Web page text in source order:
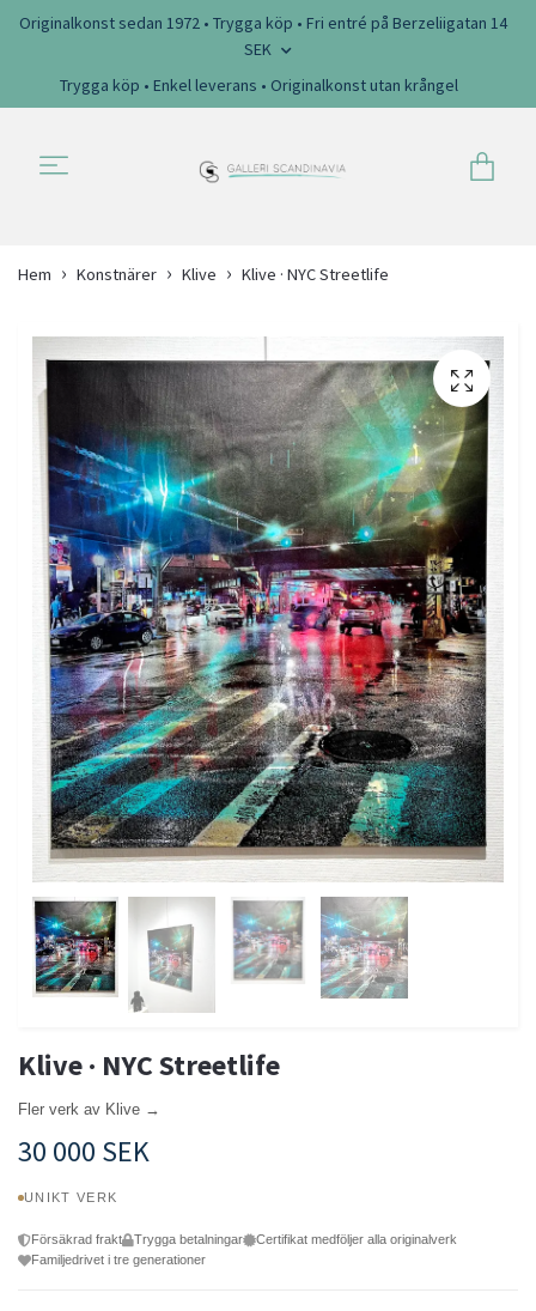
Originalkonst sedan 1972 • Trygga köp • Fri entré på Berzeliigatan 14
SEK
Trygga köp • Enkel leverans • Originalkonst utan krångel
Hem Konstnärer Klive Klive · NYC Streetlife
Klive · NYC Streetlife
Fler verk av Klive →
30 000 SEK
UNIKT VERK
Försäkrad frakt Trygga betalningar
Certifikat medföljer alla originalverk
Familjedrivet i tre generationer